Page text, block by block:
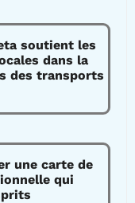
soutient les
dans la
des transports
une carte de
qui